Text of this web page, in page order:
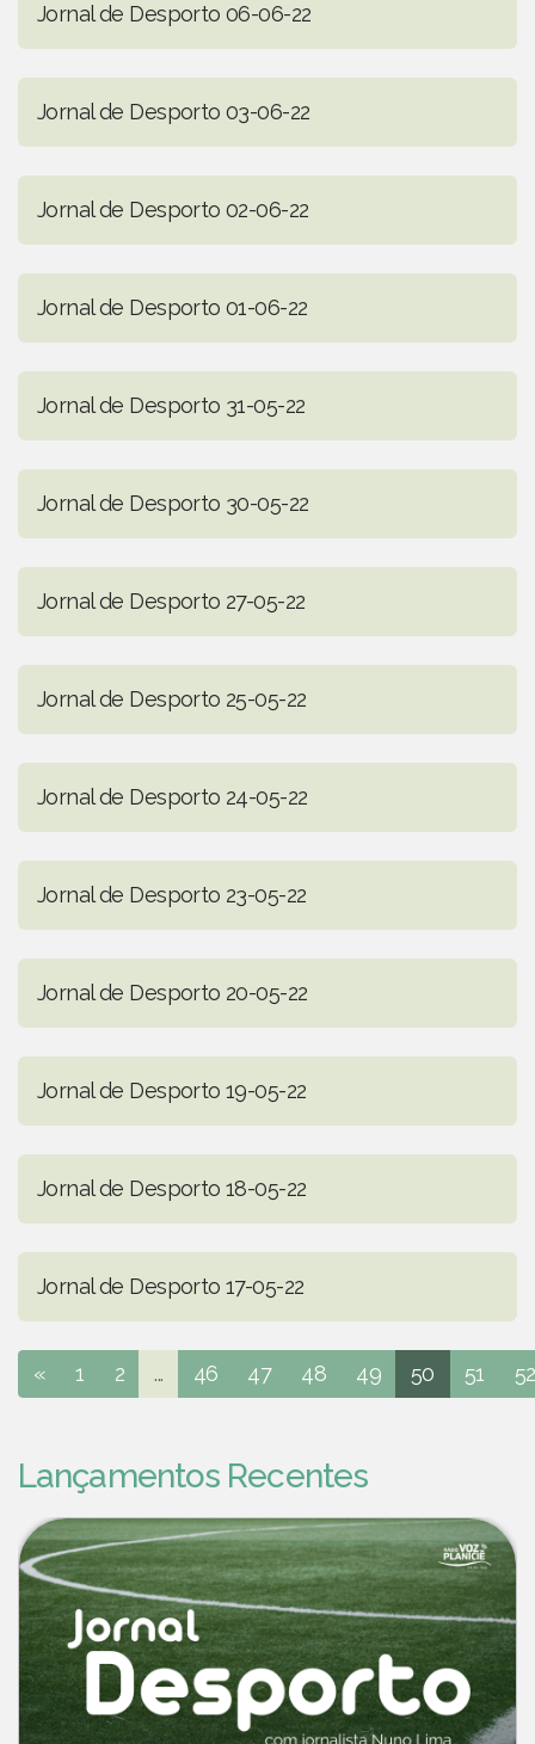
Jornal de Desporto 06-06-22
Jornal de Desporto 03-06-22
Jornal de Desporto 02-06-22
Jornal de Desporto 01-06-22
Jornal de Desporto 31-05-22
Jornal de Desporto 30-05-22
Jornal de Desporto 27-05-22
Jornal de Desporto 25-05-22
Jornal de Desporto 24-05-22
Jornal de Desporto 23-05-22
Jornal de Desporto 20-05-22
Jornal de Desporto 19-05-22
Jornal de Desporto 18-05-22
Jornal de Desporto 17-05-22
« 1 2 ... 46 47 48 49 50 51 52
Lançamentos Recentes